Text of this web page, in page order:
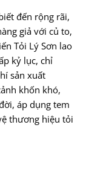
đến rộng rãi,
giả với củ to,
Tỏi Lý Sơn lao
kỷ lục, chỉ
sản xuất
khốn khó,
áp dụng tem
thương hiệu tỏi